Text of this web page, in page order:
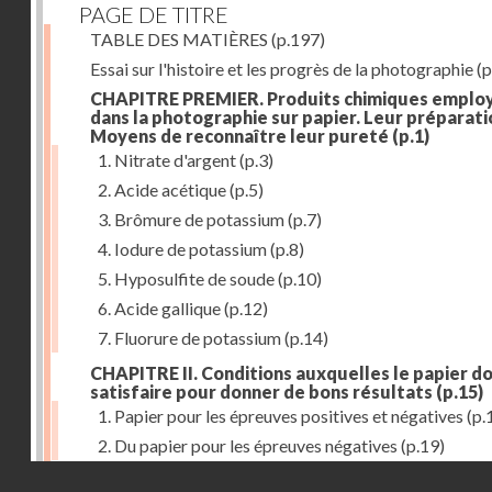
PAGE DE TITRE
TABLE DES MATIÈRES (p.197)
Essai sur l'histoire et les progrès de la photographie
CHAPITRE PREMIER. Produits chimiques
dans la photographie sur papier. Leur
Moyens de reconnaître leur pureté (p.1)
1. Nitrate d'argent(p.3)
2. Acide acétique(p.5)
3. Brômure de potassium(p.7)
4. Iodure de potassium(p.8)
5. Hyposulfite de soude(p.10)
6. Acide gallique(p.12)
7. Fluorure de potassium(p.14)
CHAPITRE II. Conditions auxquelles le papier
satisfaire pour donner de bons résultats (p.15)
1. Papier pour les épreuves positives et négatives
2. Du papier pour les épreuves négatives (p.19)